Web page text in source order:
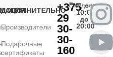
ДОПОЛНИТЕЛЬНО
Производители
Подарочные
сертификаты
+375
29
30-
30-
160
Ежедневно
с
10:00
до
20:00